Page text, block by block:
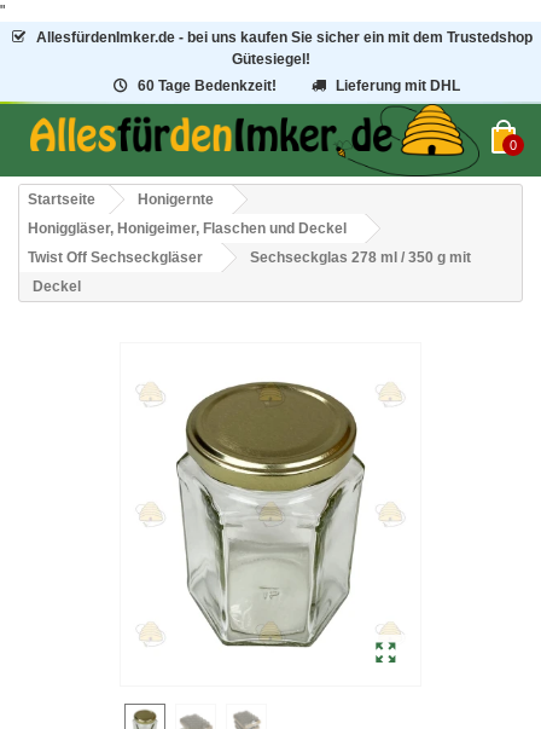
"
AllesfürdenImker.de - bei uns kaufen Sie sicher ein mit dem Trustedshop
Gütesiegel!
60 Tage Bedenkzeit!
Lieferung mit DHL
0
Startseite
Honigernte
Honiggläser, Honigeimer, Flaschen und Deckel
Twist Off Sechseckgläser
Sechseckglas 278 ml / 350 g mit
Deckel